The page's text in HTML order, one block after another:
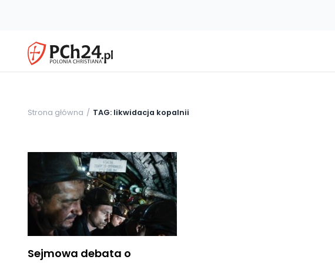
Strona główna TAG: likwidacja kopalnii
Sejmowa debata o